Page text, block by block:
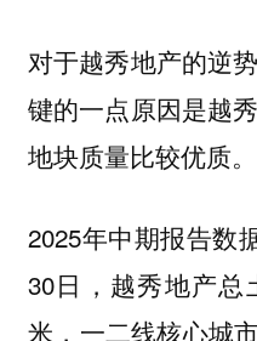
对于越秀地产的逆
键的一点原因是越
地块质量比较优质。
2025年中期报告数
30日，越秀地产总
米，一二线核心城